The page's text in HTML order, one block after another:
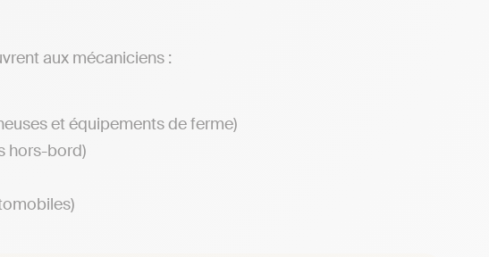
aux mécaniciens :
et équipements de ferme)
hors-bord)